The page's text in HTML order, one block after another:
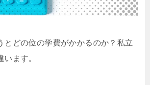
とどの位の学費がかかるのか？私立
います。